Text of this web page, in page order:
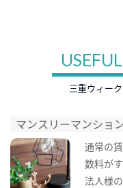
三重ウィー
マンスリーマンショ
通常の
数料が
法人様